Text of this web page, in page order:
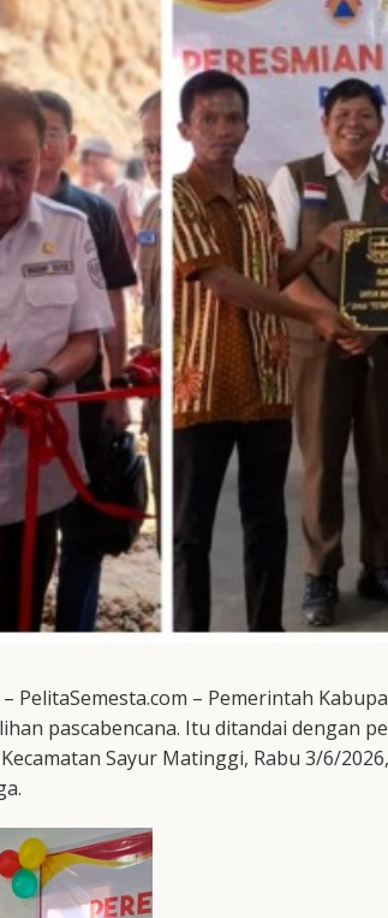
– PelitaSemesta.com – Pemerintah
pascabencana. Itu ditandai dengan
Sayur Matinggi, Rabu 3/6/